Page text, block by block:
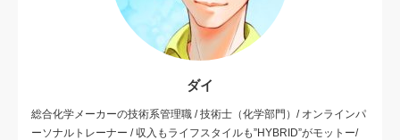
ダイ
総合化学メーカーの技術系管理職 / 技術士（化学部門）/ オンラインパ
ーソナルトレーナー / 収入もライフスタイルも”HYBRID”がモットー/